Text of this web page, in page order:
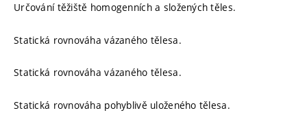
Určování těžiště homogenních a složených těles.
Statická rovnováha vázaného tělesa.
Statická rovnováha vázaného tělesa.
Statická rovnováha pohyblivě uloženého tělesa.